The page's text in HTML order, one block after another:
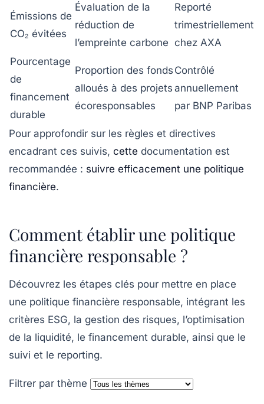
Émissions de
CO₂ évitées
Évaluation de la
réduction de
l’empreinte carbone
Reporté
trimestriellement
chez AXA
Pourcentage
de
financement
durable
Proportion des fonds
alloués à des projets
écoresponsables
Contrôlé
annuellement
par BNP Paribas
Pour approfondir sur les règles et directives
encadrant ces suivis, cette documentation est
recommandée : suivre efficacement une politique
financière.
Comment établir une politique
financière responsable ?
Découvrez les étapes clés pour mettre en place
une politique financière responsable, intégrant les
critères ESG, la gestion des risques, l’optimisation
de la liquidité, le financement durable, ainsi que le
suivi et le reporting.
Filtrer par thème